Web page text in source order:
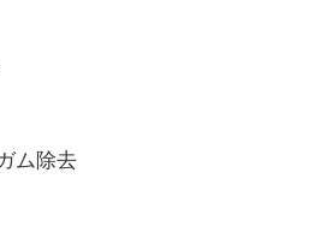
ム除去